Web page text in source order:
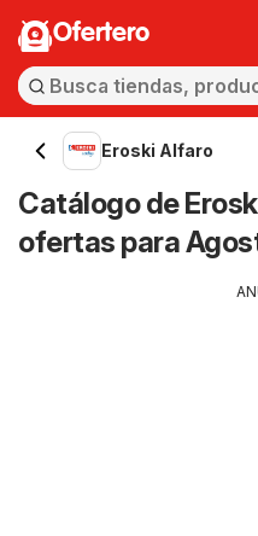
Ofertero
Eroski Alfaro
Catálogo de
ofertas para